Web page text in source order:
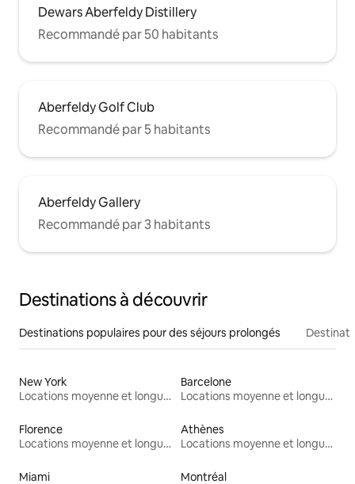
Dewars Aberfeldy Distillery
Recommandé par 50 habitants
Aberfeldy Golf Club
Recommandé par 5 habitants
Aberfeldy Gallery
Recommandé par 3 habitants
Destinations à découvrir
Destinations populaires pour des séjours prolongés
New York
Locations moyenne et longue durée
Barcelone
Locations moyenne et longue durée
Florence
Locations moyenne et longue durée
Athènes
Locations moyenne et longue durée
Miami Montréal